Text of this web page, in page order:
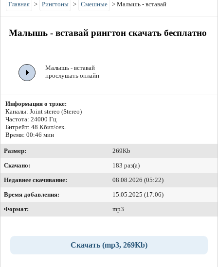
Главная > Рингтоны > Смешные > Малышь - вставай
Малышь - вставай рингтон скачать бесплатно
Малышь - вставай
прослушать онлайн
Информация о трэке:
Каналы: Joint stereo (Stereo)
Частота: 24000 Гц
Битрейт: 48 Кбит/сек.
Время: 00:46 мин
Размер:
269Kb
Скачано:
183 раз(а)
Недавнее скачивание:
08.08.2026 (05:22)
Время добавления:
15.05.2025 (17:06)
Формат:
mp3
Скачать (mp3, 269Kb)